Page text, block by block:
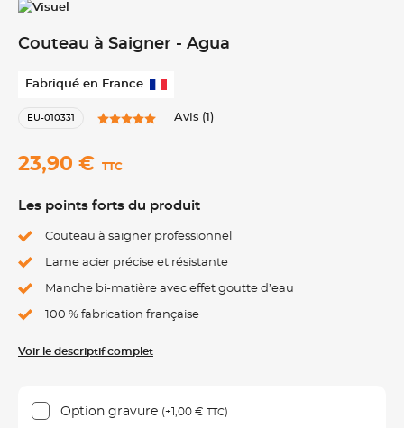
Couteau à Saigner - Agua
Fabriqué en France
EU-010331 Avis (1)
23,90 € TTC
Les points forts du produit
Couteau à saigner professionnel
Lame acier précise et résistante
Manche bi-matière avec effet goutte d’eau
100 % fabrication française
Voir le descriptif complet
Option gravure (+1,00 € TTC)